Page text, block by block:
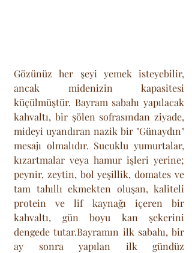
Gözünüz her şeyi yemek isteyebilir,
ancak midenizin kapasitesi
küçülmüştür. Bayram sabahı yapılacak
kahvaltı, bir şölen sofrasından ziyade,
mideyi uyandıran nazik bir "Günaydın"
mesajı olmalıdır. Sucuklu yumurtalar,
kızartmalar veya hamur işleri yerine;
peynir, zeytin, bol yeşillik, domates ve
tam tahıllı ekmekten oluşan, kaliteli
protein ve lif kaynağı içeren bir
kahvaltı, gün boyu kan şekerini
dengede tutar.Bayramın ilk sabahı, bir
ay sonra yapılan ilk gündüz